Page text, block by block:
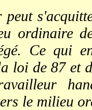
peut
ordinaire
Ce qui
loi de 87 et
le milieu